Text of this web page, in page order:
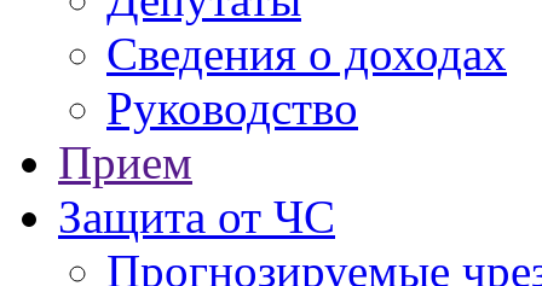
Сведения о доходах
Руководство
Прием
Защита от ЧС
Прогнозируемые